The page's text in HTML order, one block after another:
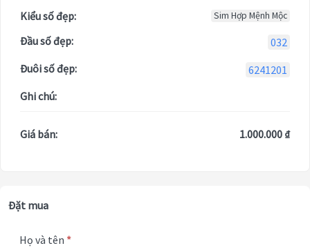
Kiểu số đẹp: Sim Hợp Mệnh Mộc
Đầu số đẹp:
032
Đuôi số đẹp:
6241201
Ghi chú:
Giá bán: 1.000.000 ₫
Đặt mua
Họ và tên *